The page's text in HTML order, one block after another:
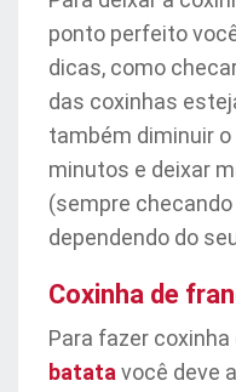
ponto perfeito
dicas, como
das coxinhas
também diminuir o
minutos e deixar
(sempre
dependendo do
Coxinha de
Para fazer
batata você deve